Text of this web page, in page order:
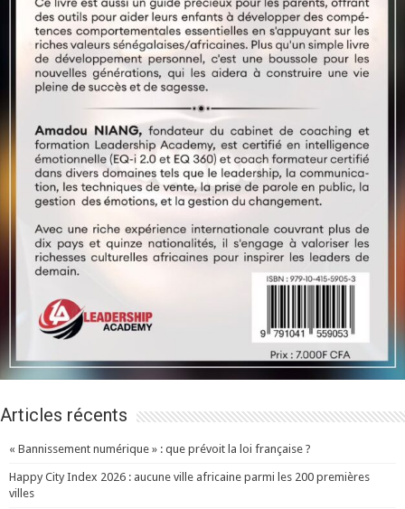
Articles récents
« Bannissement numérique » : que prévoit la loi française ?
Happy City Index 2026 : aucune ville africaine parmi les 200 premières
villes